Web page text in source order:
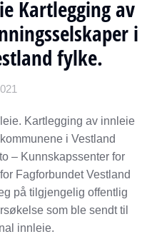
Kartlegging av
i
fylke.
Kartlegging av innleie
i Vestland
– Kunnskapssenter for
Fagforbundet Vestland
på tilgjengelig offentlig
som ble sendt til
innleie.